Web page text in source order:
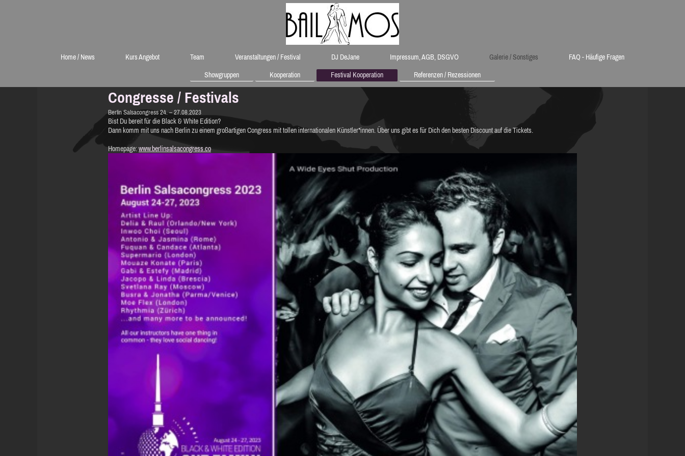
Home / News Kurs Angebot Team Veranstaltungen / Festival DJ DeJane Impressum, AGB, DSGVO Galerie / Sonstiges FAQ - Häufige Fragen
Showgruppen Kooperation Festival Kooperation Referenzen / Rezessionen
Congresse / Festivals
Berlin Salsacongress 24. – 27.08.2023
Bist Du bereit für die Black & White Edition?
Dann komm mit uns nach Berlin zu einem großartigen Congress mit tollen internationalen Künstler*innen. Über uns gibt es für Dich den besten Discount auf die Tickets.
Homepage:www.berlinsalsacongress.co